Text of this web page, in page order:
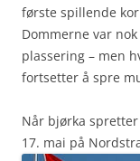
første spillende
Dommerne var
plassering – men
fortsetter å spre
Når bjørka
17. mai på